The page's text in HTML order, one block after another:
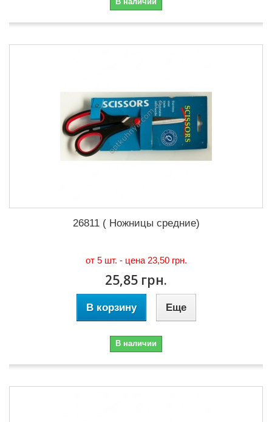
26811 ( Ножницы средние)
от 5 шт. - цена 23,50 грн.
25,85 грн.
В корзину Еще
В наличии